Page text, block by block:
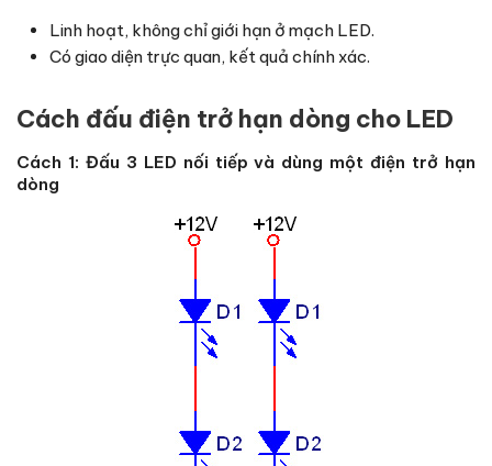
Linh hoạt, không chỉ giới hạn ở mạch LED.
Có giao diện trực quan, kết quả chính xác.
Cách đấu điện trở hạn dòng cho LED
Cách 1: Đấu 3 LED nối tiếp và dùng một điện trở hạn
dòng